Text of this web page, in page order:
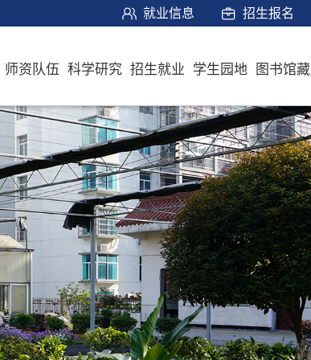
就业信息 招生报名
师资队伍 科学研究 招生就业 学生园地 图书馆藏